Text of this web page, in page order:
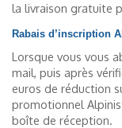
la livraison gratuite
Rabais d’inscription
Lorsque vous vous
mail, puis après
euros de réduction
promotionnel
boîte de réception.